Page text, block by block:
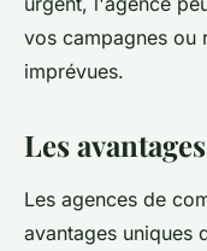
vos campagnes ou
imprévues.
Les
Les agences de
avantages uniques